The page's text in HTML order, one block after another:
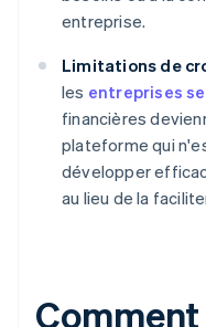
entreprise.
Limitations de
les entreprises
financières
plateforme qui
développer
au lieu de la